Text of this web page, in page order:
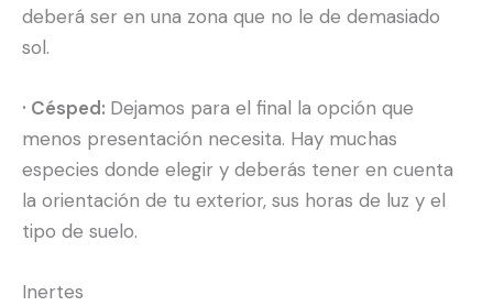
deberá ser en una zona que no le de demasiado
sol.
· Césped: Dejamos para el final la opción que
menos presentación necesita. Hay muchas
especies donde elegir y deberás tener en cuenta
la orientación de tu exterior, sus horas de luz y el
tipo de suelo.
Inertes